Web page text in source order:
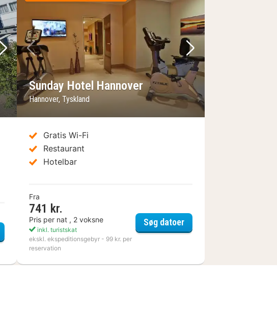
billede
by Wyndham Hannover
Forrige billede
Næste billede
Sunday Hotel Hannover
Hannover, Tyskland
Gratis Wi-Fi
Restaurant
Hotelbar
Fra
741 kr.
Pris per nat , 2 voksne
inkl. turistskat
ekskl. ekspeditionsgebyr - 99 kr. per
reservation
Søg datoerSunday Hotel Hannover